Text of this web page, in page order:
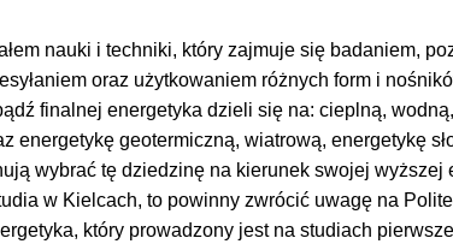
nauki i techniki, który zajmuje się badaniem,
oraz użytkowaniem różnych form i
finalnej energetyka dzieli się na: cieplną,
energetykę geotermiczną, wiatrową, energetykę
wybrać tę dziedzinę na kierunek swojej
w Kielcach, to powinny zwrócić uwagę na
który prowadzony jest na studiach